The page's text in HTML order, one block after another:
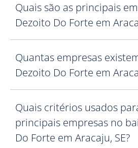
Quais são as principais
Dezoito Do Forte em
Quantas empresas
Dezoito Do Forte em
Quais critérios usados
principais empresas no
Do Forte em Aracaju, SE?